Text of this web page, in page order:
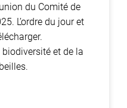
du Comité de
L’ordre du jour et
et de la